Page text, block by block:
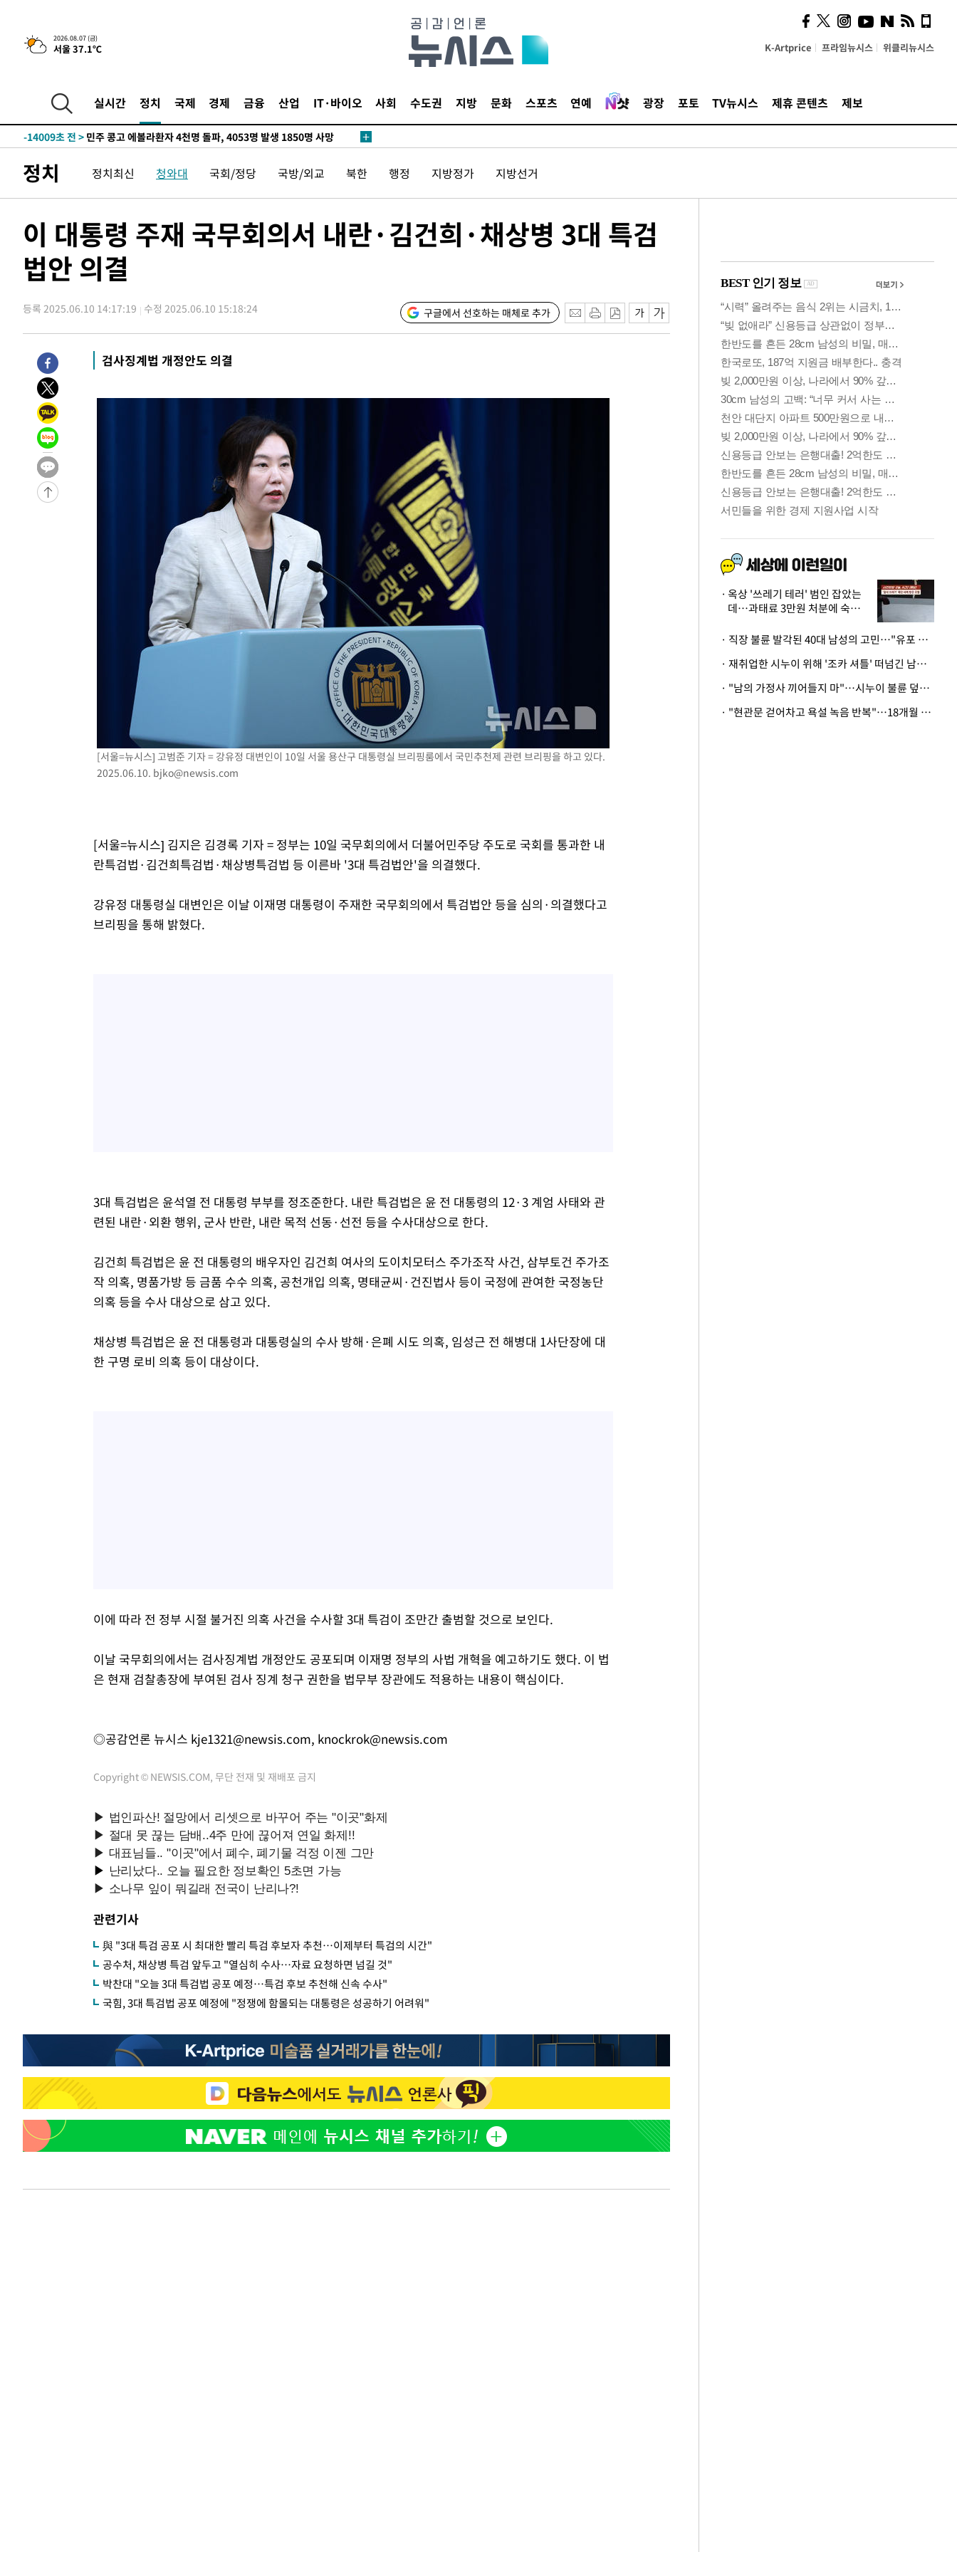
2026.08.07 (금)
서울 37.1℃ K-Artprice 프라임뉴시스 위클리뉴시스
실시간 정치 국제 경제 금융 산업 IT·바이오 사회 수도권 지방 문화 스포츠 연예 광장 포토 TV뉴시스 제휴 콘텐츠 제보
-28700초 전 >[속보]규제합리화위원회 부위원장에 김태유 서울대 공대 교수…이
병태 후임
-25058초 전 > [속보]국힘 윤리위, '돌려차기 발언' 진종오·서범수 징계 절차 개시
25.3%↑
-17543초 전 >
[속보]'채상병 순직 책임' 임성근, 항소심도 징역 3년
-17409초 전 >
-14009초 전 > 민주 콩고 에볼라환자 4천명 돌파, 4053명 발생 1850명 사망
-12453초 전 >
"미 전국적 살모네라 식중독 원인은 멕시코산 할라피뇨"-- CDC
-10966초 전 >[속보]경찰·노동부, HL만도 평택사업장 끼임 사망 관련 압수수색
압수수색
-10602초 전 >[속보]원·달러 환율, 오전 9시 1423.8원
-10398초 전 >[속보]삼성전자·SK하이닉스 동반 강보합…1%대 상승 출발
-10384초 전 >[속보]코스닥, 5.95포인트(0.74%) 상승한 807.62개장
-7517초 전 >시리아 다마스쿠스 교외에서 미니버스 폭발.. 14명 부상, 3명은 중태
-6815초 전 >입추에도 극한더위…서울 낮 39도 '폭염중대경보'
-1779초 전 >
이란, 호르무즈서 "적국 목표물들"과 대치로 남부 케슘섬에서 두차
례 큰 폭발음
-30854초 전 >
-29727초 전 >
외신들도 주목한 韓축구 파문…"국민적 공분에 수사 재개"
-29698초 전 >
11시간 압수수색에 성접대 파문까지…'쑥대밭' 된 축구협회
-28720초 전 >
[속보]규제합리화위원회 부위원장에 김태유 서울대 공대 교수…이
병태 후임
-25078초 전 >
[속보]국힘 윤리위, '돌려차기 발언' 진종오·서범수 징계 절차 개시
-20403초 전 >
[속보] 7월 중국 수출 23.9%↑ 수입 27.5%↑…무역총액
25.3%↑
-17563초 전 >
[속보]'채상병 순직 책임' 임성근, 항소심도 징역 3년
[속보]종합특검, '관저이전 봐주기 감사' 유병호 구속기소
민주 콩고 에볼라환자 4천명 돌파, 4053명 발생 1850명 사망
[속보]'300억원대 사기 혐의' 차가원 대표 구속 송치
"미 전국적 살모네라 식중독 원인은 멕시코산 할라피뇨"-- CDC
[속보]경찰·노동부, HL만도 평택사업장 끼임 사망 관련 압수수색
[속보]합수본, '투표율 허위 입력' 중앙·서울·경기도 선관위 등 9곳
[속보]원·달러 환율, 오전 9시 1423.8원
[속보]삼성전자·SK하이닉스 동반 강보합…1%대 상승 출발
[속보]코스닥, 5.95포인트(0.74%) 상승한 807.62개장
[속보]코스피, 6300선 재탈환…1.09% 오른 6365.07 개장
시리아 다마스쿠스 교외에서 미니버스 폭발.. 14명 부상, 3명은 중태
입추에도 극한더위…서울 낮 39도 '폭염중대경보'
이란, 호르무즈서 "적국 목표물들"과 대치로 남부 케슘섬에서 두차
정치 정치최신 청와대 국회/정당 국방/외교 북한 행정 지방정가 지방선거
이 대통령 주재 국무회의서 내란·김건희·채상병 3대 특검
법안 의결
등록 2025.06.10 14:17:19 수정 2025.06.10 15:18:24 구글에서 선호하는 매체로 추가
검사징계법 개정안도 의결
[서울=뉴시스] 고범준 기자 = 강유정 대변인이 10일 서울 용산구 대통령실 브리핑룸에서 국민추천제 관련 브리핑을 하고 있다.
2025.06.10. bjko@newsis.com
[서울=뉴시스] 김지은 김경록 기자 = 정부는 10일 국무회의에서 더불어민주당 주도로 국회를 통과한 내
란특검법·김건희특검법·채상병특검법 등 이른바 '3대 특검법안'을 의결했다.
강유정 대통령실 대변인은 이날 이재명 대통령이 주재한 국무회의에서 특검법안 등을 심의·의결했다고
브리핑을 통해 밝혔다.
3대 특검법은 윤석열 전 대통령 부부를 정조준한다. 내란 특검법은 윤 전 대통령의 12·3 계엄 사태와 관
련된 내란·외환 행위, 군사 반란, 내란 목적 선동·선전 등을 수사대상으로 한다.
김건희 특검법은 윤 전 대통령의 배우자인 김건희 여사의 도이치모터스 주가조작 사건, 삼부토건 주가조
작 의혹, 명품가방 등 금품 수수 의혹, 공천개입 의혹, 명태균씨·건진법사 등이 국정에 관여한 국정농단
의혹 등을 수사 대상으로 삼고 있다.
채상병 특검법은 윤 전 대통령과 대통령실의 수사 방해·은폐 시도 의혹, 임성근 전 해병대 1사단장에 대
한 구명 로비 의혹 등이 대상이다.
이에 따라 전 정부 시절 불거진 의혹 사건을 수사할 3대 특검이 조만간 출범할 것으로 보인다.
이날 국무회의에서는 검사징계법 개정안도 공포되며 이재명 정부의 사법 개혁을 예고하기도 했다. 이 법
은 현재 검찰총장에 부여된 검사 징계 청구 권한을 법무부 장관에도 적용하는 내용이 핵심이다.
◎공감언론 뉴시스 kje1321@newsis.com, knockrok@newsis.com
Copyright © NEWSIS.COM, 무단 전재 및 재배포 금지
관련기사
與 "3대 특검 공포 시 최대한 빨리 특검 후보자 추천…이제부터 특검의 시간"
공수처, 채상병 특검 앞두고 "열심히 수사…자료 요청하면 넘길 것"
박찬대 "오늘 3대 특검법 공포 예정…특검 후보 추천해 신속 수사"
국힘, 3대 특검법 공포 예정에 "정쟁에 함몰되는 대통령은 성공하기 어려워"
시, 스마트폰 액세서리에
NFC 더했다
옥상 '쓰레기 테러' 범인 잡았는
데…과태료 3만원 처분에 숙박업
· 직장 불륜 발각된 40대 남성의 고민…"유포 동료 명예훼손·협박죄 고소 가능할까"
· 재취업한 시누이 위해 '조카 셔틀' 떠넘긴 남편…아내 "난 못한다"
· "남의 가정사 끼어들지 마"…시누이 불륜 덮으려는 남편에 억울한 아내
· "현관문 걷어차고 욕설 녹음 반복"…18개월 아기 키우는 집 뒤흔든 '앞집의 비극'